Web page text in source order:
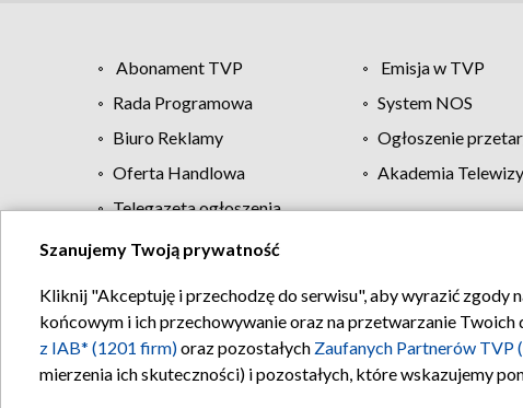
Abonament TVP Emisja w TVP
Rada Programowa
System NOS
Biuro Reklamy
Ogłoszenie
Oferta Handlowa
Akademia
Telegazeta ogłoszenia
Regulamin TVP
Szanujemy Twoją prywatność
Kliknij "Akceptuję i przechodzę do serwisu", aby wyrazić zgody
końcowym i ich przechowywanie oraz na przetwarzanie Twoich
z IAB* (1201 firm)oraz pozostałych Zaufanych Partnerów TVP
mierzenia ich skuteczności) i pozostałych, które wskazujemy